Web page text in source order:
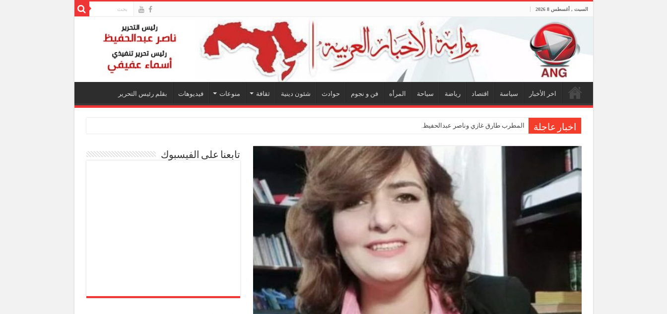
السبت , أغسطس 8 2026
اخر الأخبار سياسة اقتصاد رياضة سياحة المرأه فن و نجوم حوادث شئون دينية ثقافة منوعات فيديوهات بقلم رئيس التحرير
اخبار عاجلة المطرب طارق غازي وناصر عبدالحفيظ.. شراكة فنية ترسم م
تابعنا على الفيسبوك